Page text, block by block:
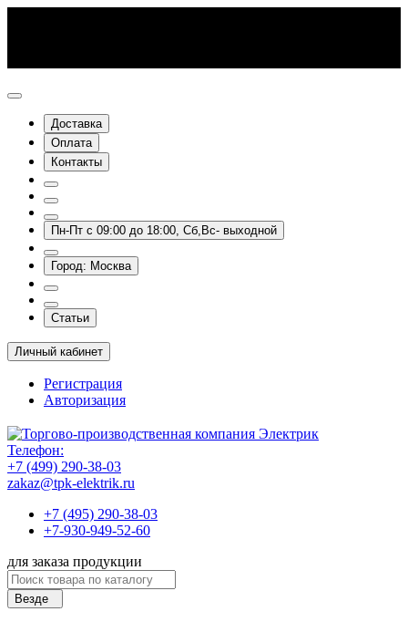
Доставка
Оплата
Контакты
Пн-Пт с 09:00 до 18:00, Сб,Вс- выходной
Город: Москва
Статьи
Личный кабинет
Регистрация
Авторизация
Телефон:
+7 (499) 290-38-03
zakaz@tpk-elektrik.ru
+7 (495) 290-38-03
+7-930-949-52-60
для заказа продукции
Везде